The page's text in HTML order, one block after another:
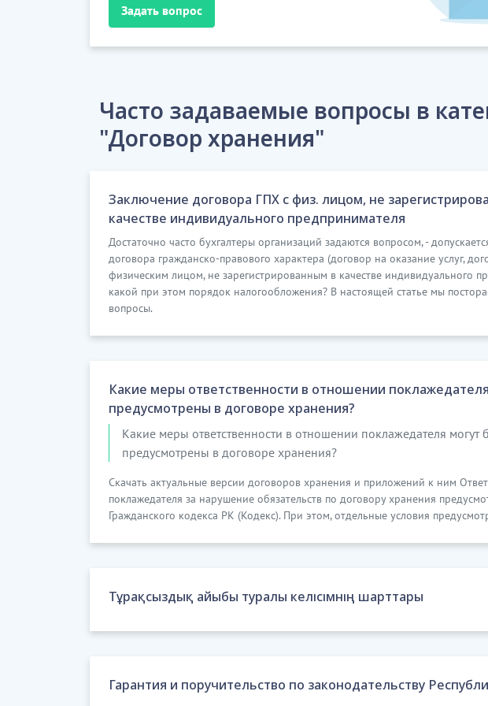
Задать вопрос
Часто задаваемые вопросы в
"Договор хранения"
Заключение договора ГПХ с физ. лицом, не
качестве индивидуального предпринимателя
Достаточно часто бухгалтеры организаций задаются вопросом, -
договора гражданско-правового характера (договор на оказание услуг,
физическим лицом, не зарегистрированным в качестве индивидуального
какой при этом порядок налогообложения? В настоящей статье мы
вопросы.
Какие меры ответственности в отношении
предусмотрены в договоре хранения?
Какие меры ответственности в отношении поклажедателя могут
предусмотрены в договоре хранения?
Скачать актуальные версии договоров хранения и приложений к ним
поклажедателя за нарушение обязательств по договору хранения
Гражданского кодекса РК (Кодекс). При этом, отдельные условия
Тұрақсыздық айыбы туралы келісімнің шарттары
Гарантия и поручительство по законодательству